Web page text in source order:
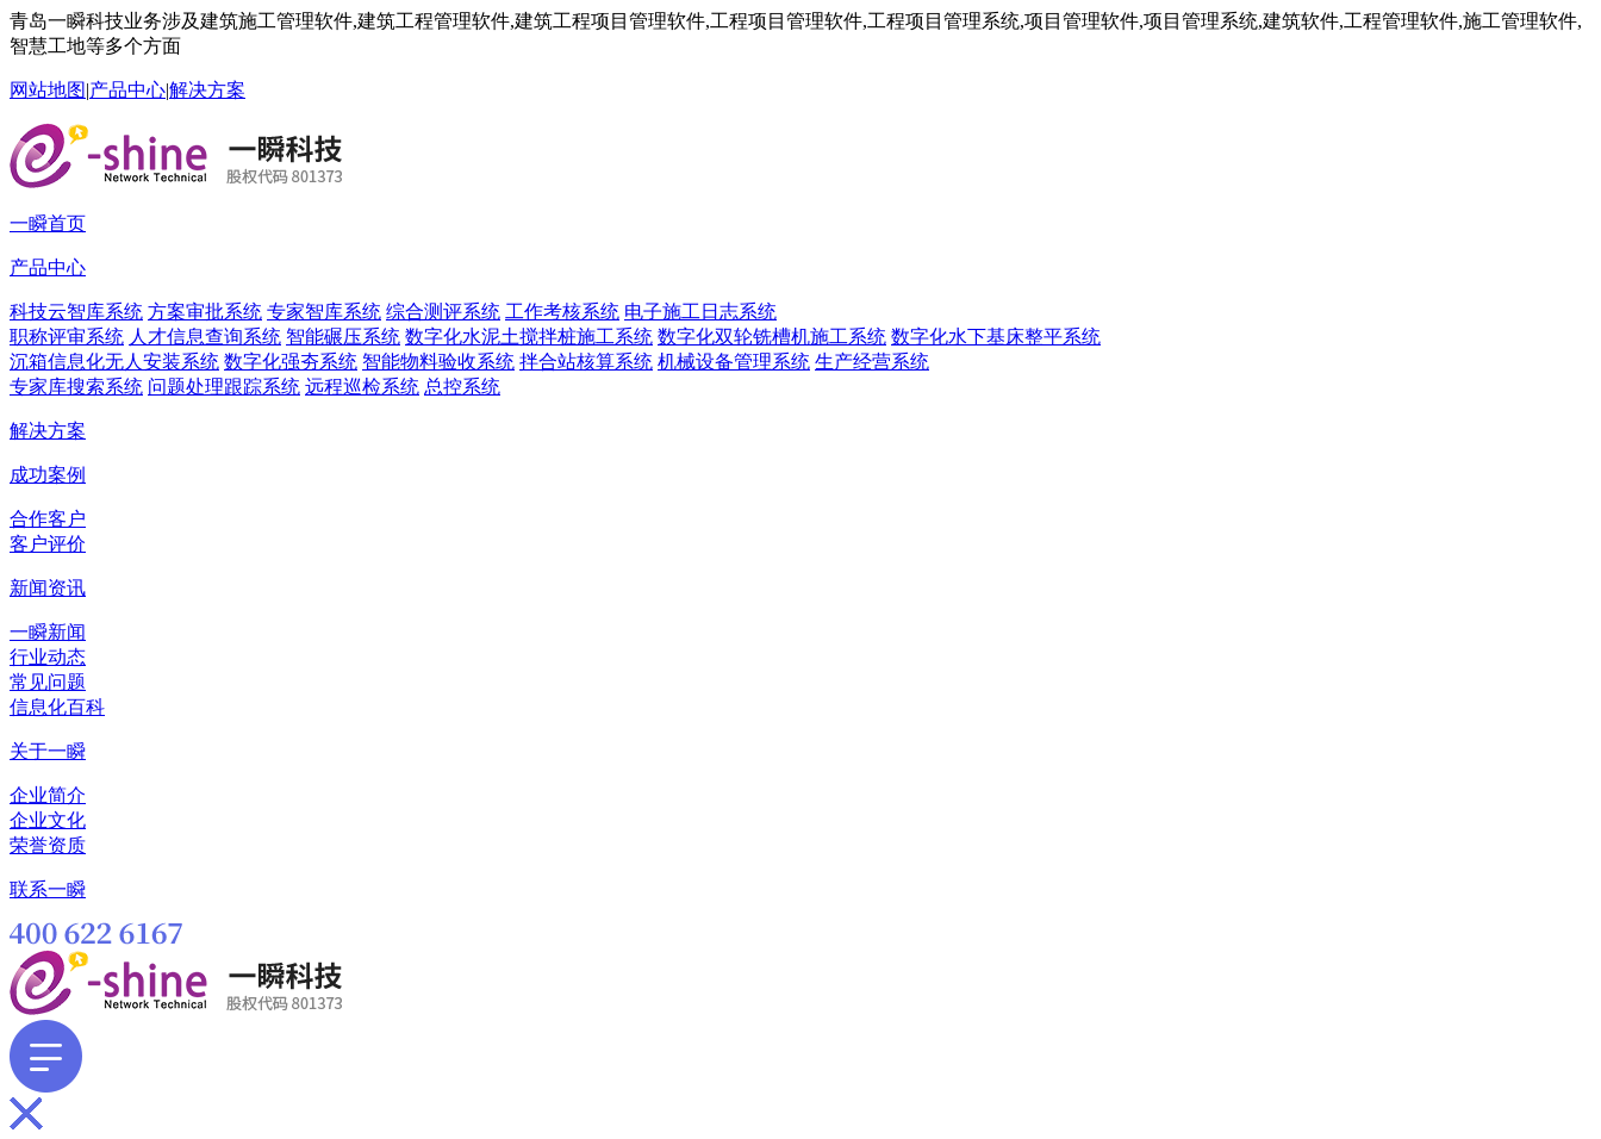
青岛一瞬科技业务涉及建筑施工管理软件,建筑工程管理软件,建筑工程项目管理软件,工程项目管理软件,工程项目管理系统,项目管理软件,项目管理系统,建筑软件,工程管理软件,施工管理软件,
智慧工地等多个方面
网站地图|产品中心|解决方案
一瞬首页
产品中心
科技云智库系统 方案审批系统 专家智库系统 综合测评系统 工作考核系统 电子施工日志系统
职称评审系统 人才信息查询系统 智能碾压系统 数字化水泥土搅拌桩施工系统 数字化双轮铣槽机施工系统 数字化水下基床整平系统
沉箱信息化无人安装系统 数字化强夯系统 智能物料验收系统 拌合站核算系统 机械设备管理系统 生产经营系统
专家库搜索系统 问题处理跟踪系统 远程巡检系统 总控系统
解决方案
成功案例
合作客户
客户评价
新闻资讯
一瞬新闻
行业动态
常见问题
信息化百科
关于一瞬
企业简介
企业文化
荣誉资质
联系一瞬